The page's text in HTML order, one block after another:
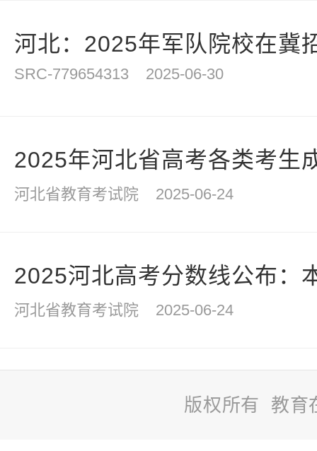
河北：2025年军队院校在冀
SRC-779654313 2025-06-30
2025年河北省高考各类考生
河北省教育考试院 2025-06-24
2025河北高考分数线公布：
河北省教育考试院 2025-06-24
版权所有 教育